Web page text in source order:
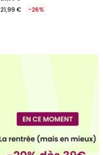
21,99 € -26%